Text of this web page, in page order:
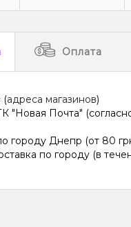
Оплата
(адреса магазинов)
"Новая Почта"
городу Днепр (от 80
по городу (в